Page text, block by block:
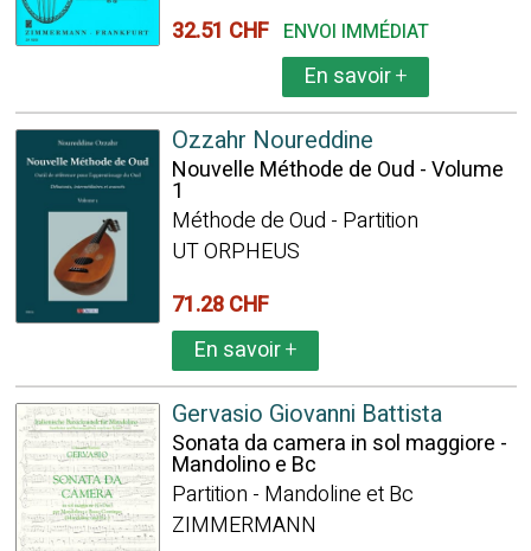
32.51 CHF ENVOI IMMÉDIAT
En savoir+
Ozzahr Noureddine
Nouvelle Méthode de Oud - Volume
1
Méthode de Oud - Partition
UT ORPHEUS
71.28 CHF
En savoir+
Gervasio Giovanni Battista
Sonata da camera in sol maggiore -
Mandolino e Bc
Partition - Mandoline et Bc
ZIMMERMANN